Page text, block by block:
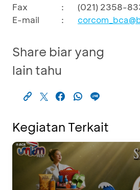
Fax
:
(021) 2358-
E-mail
:
Share biar yang
lain tahu
Kegiatan Terkait